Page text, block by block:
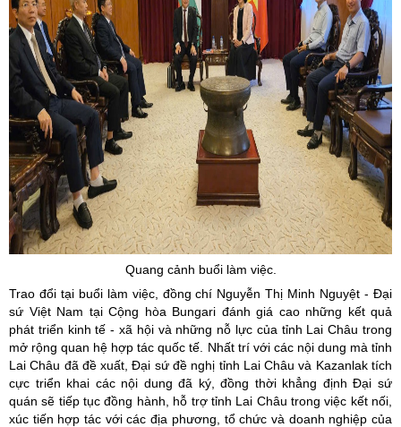
Quang cảnh buổi làm việc.
Trao đổi tại buổi làm việc, đồng chí Nguyễn Thị Minh Nguyệt - Đại
sứ Việt Nam tại Cộng hòa Bungari đánh giá cao những kết quả
phát triển kinh tế - xã hội và những nỗ lực của tỉnh Lai Châu trong
mở rộng quan hệ hợp tác quốc tế. Nhất trí với các nội dung mà tỉnh
Lai Châu đã đề xuất, Đại sứ đề nghị tỉnh Lai Châu và Kazanlak tích
cực triển khai các nội dung đã ký, đồng thời khẳng định Đại sứ
quán sẽ tiếp tục đồng hành, hỗ trợ tỉnh Lai Châu trong việc kết nối,
xúc tiến hợp tác với các địa phương, tổ chức và doanh nghiệp của